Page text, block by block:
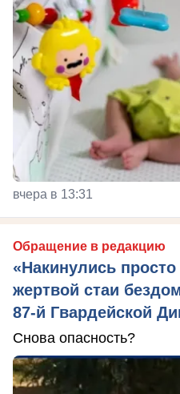
вчера в 13:31
Обращение в редакцию
«Накинулись
жертвой стаи
87-й Гвардейской
Снова опасность?